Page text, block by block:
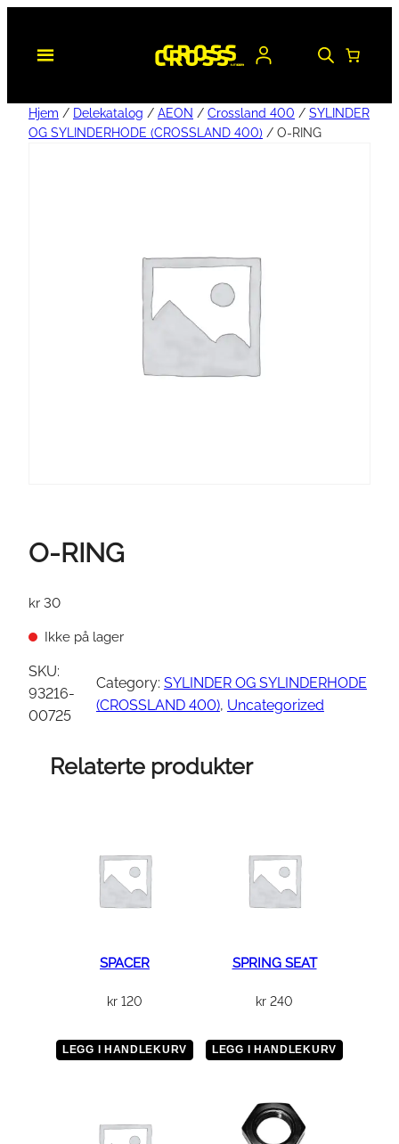
Hjem / Delekatalog / AEON / Crossland 400 / SYLINDER
OG SYLINDERHODE (CROSSLAND 400) / O-RING
O-RING
kr 30
Ikke på lager
SKU:
93216-
00725
Category: SYLINDER OG SYLINDERHODE
(CROSSLAND 400), Uncategorized
Relaterte produkter
SPACER
kr 120
LEGG I HANDLEKURV
SPRING SEAT
kr 240
LEGG I HANDLEKURV